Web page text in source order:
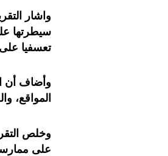
واشار
سيطرتها
تعسفيا
المواقع،
وخلص
على